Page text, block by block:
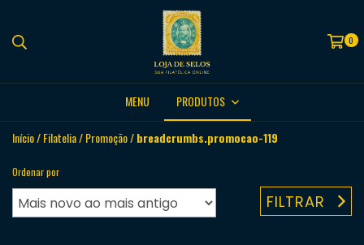
0
MENU PRODUTOS
Início/Filatelia/Promoção/breadcrumbs.promocao-119
Ordenar por
FILTRAR